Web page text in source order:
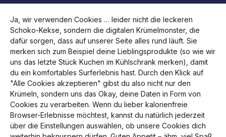
Folge uns
Ja, wir verwenden Cookies … leider nicht die leckeren
Schoko-Kekse, sondern die digitalen Krümelmonster, die
dafür sorgen, dass auf unserer Seite alles rund läuft. Sie
merken sich zum Beispiel deine Lieblingsprodukte (so wie wir
uns das letzte Stück Kuchen im Kühlschrank merken), damit
du ein komfortables Surferlebnis hast. Durch den Klick auf
"Alle Cookies akzeptieren" gibst du also nicht nur den
Krümeln, sondern uns das Okay, deine Daten in Form von
Cookies zu verarbeiten. Wenn du lieber kalorienfreie
Browser-Erlebnisse möchtest, kannst du natürlich jederzeit
über die Einstellungen auswählen, ob unsere Cookies dich